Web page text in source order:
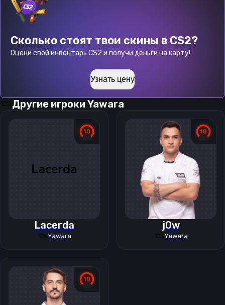
Сколько стоят твои скины в CS2?
Оцени свой инвентарь CS2 и получи деньги на карту!
Узнать цену
Другие игроки Yawara
Lacerda
Yawara
j0w
Yawara